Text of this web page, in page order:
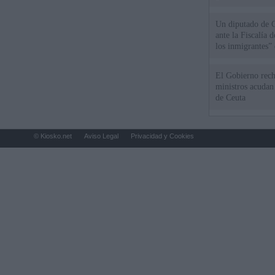
Un diputado de
ante la Fiscalía
los inmigrantes”
El Gobierno
ministros
de Ceuta
© Kiosko.net Aviso Legal Privacidad y Cookies